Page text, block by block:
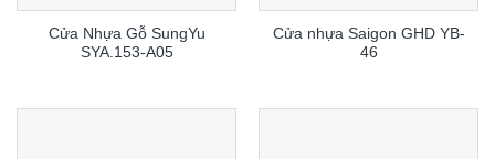
Cửa Nhựa Gỗ SungYu
SYA.153-A05
Cửa nhựa Saigon GHD YB-
46